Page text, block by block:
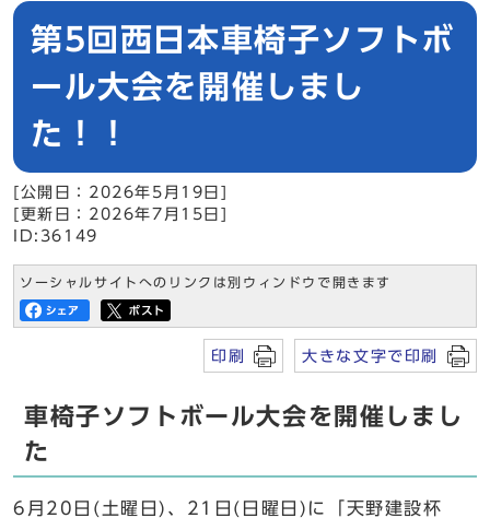
第5回西日本車椅子ソフトボ
ール大会を開催しまし
た！！
[公開日：2026年5月19日]
[更新日：2026年7月15日]
ID:36149
ソーシャルサイトへのリンクは別ウィンドウで開きます
印刷 大きな文字で印刷
車椅子ソフトボール大会を開催しまし
た
6月20日(土曜日)、21日(日曜日)に「天野建設杯